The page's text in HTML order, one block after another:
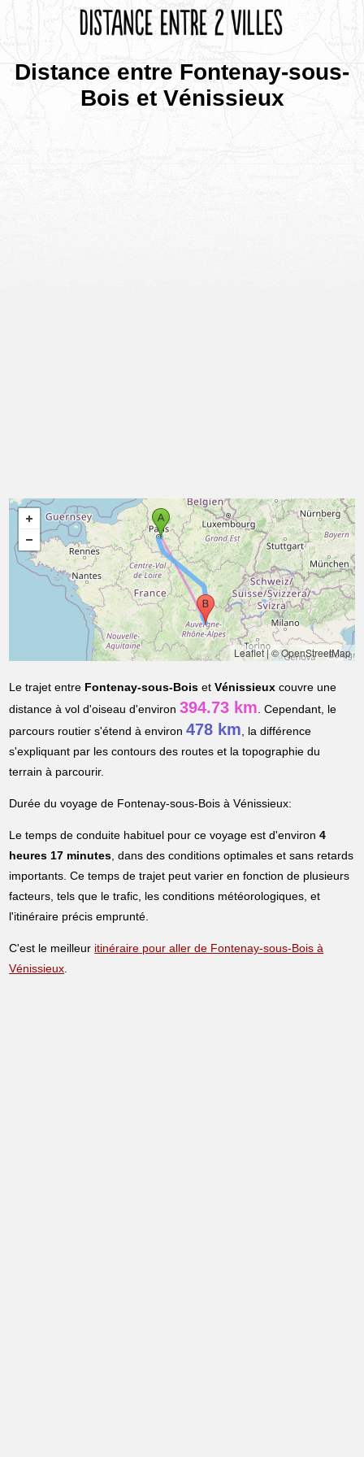
Distance entre Fontenay-sous-
Bois et Vénissieux
Leaflet|© OpenStreetMap
Le trajet entre Fontenay-sous-Bois etVénissieux couvre une
distance à vol d'oiseau d'environ394.73 km. Cependant, le
parcours routier s'étend à environ478 km, la différence
s'expliquant par les contours des routes et la topographie du
terrain à parcourir.
Durée du voyage de Fontenay-sous-Bois à Vénissieux:
Le temps de conduite habituel pour ce voyage est d'environ4
heures 17 minutes, dans des conditions optimales et sans retards
importants. Ce temps de trajet peut varier en fonction de plusieurs
facteurs, tels que le trafic, les conditions météorologiques, et
l'itinéraire précis emprunté.
C'est le meilleur itinéraire pour aller de Fontenay-sous-Bois à
Vénissieux.